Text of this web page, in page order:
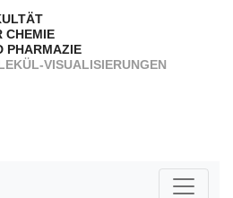
CHEMIE
PHARMAZIE
VISUALISIERUNGEN